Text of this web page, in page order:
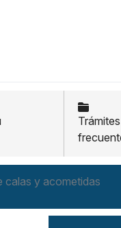
Trámites
calas y acometidas